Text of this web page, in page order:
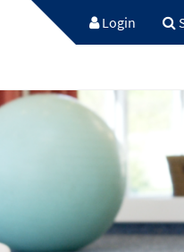
Login